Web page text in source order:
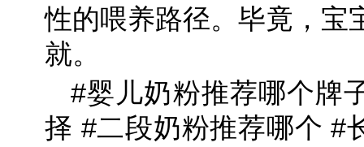
性的喂养路径。毕竟，宝
就。
#婴儿奶粉推荐哪个牌
择 #二段奶粉推荐哪个 #